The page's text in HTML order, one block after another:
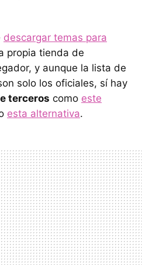
descargar temas para
propia tienda de
y aunque la lista de
solo los oficiales, sí hay
terceros como este
esta alternativa.